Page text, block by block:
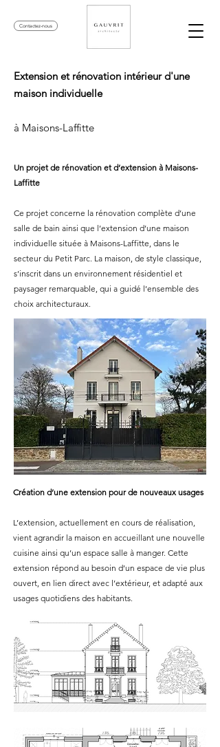
Contactez-nous
Extension et rénovation intérieur d'une
maison individuelle
à Maisons-Laffitte
Un projet de rénovation et d’extension à Maisons-
Laffitte
Ce projet concerne la rénovation complète d’une
salle de bain ainsi que l’extension d’une maison
individuelle située à Maisons-Laffitte, dans le
secteur du Petit Parc. La maison, de style classique,
s’inscrit dans un environnement résidentiel et
paysager remarquable, qui a guidé l’ensemble des
choix architecturaux.
Création d’une extension pour de nouveaux usages
L’extension, actuellement en cours de réalisation,
vient agrandir la maison en accueillant une nouvelle
cuisine ainsi qu’un espace salle à manger. Cette
extension répond au besoin d’un espace de vie plus
ouvert, en lien direct avec l’extérieur, et adapté aux
usages quotidiens des habitants.